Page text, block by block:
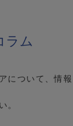
ラム
について、情報
。